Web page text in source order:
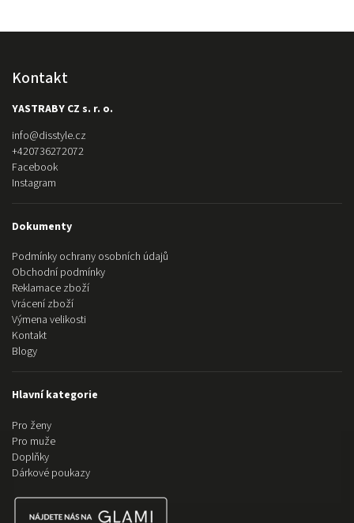
Kontakt
YASTRABY CZ s. r. o.
info@disstyle.cz
+420736272072
Facebook
Instagram
Dokumenty
Podmínky ochrany osobních údajů
Obchodní podmínky
Reklamace zboží
Vrácení zboží
Výmena velikosti
Kontakt
Blogy
Hlavní kategorie
Pro ženy
Pro muže
Doplňky
Dárkové poukazy